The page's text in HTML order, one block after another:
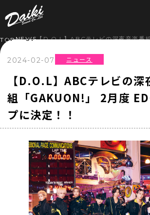
NEWS
COMPANY
RECRUIT
STORE
TOPNEWS【D.O.L】ABCテレビの深夜音楽番
2024-02-07 ニュース
【D.O.L】ABCテレビの深
組「GAKUON!」 2月度
プに決定！！